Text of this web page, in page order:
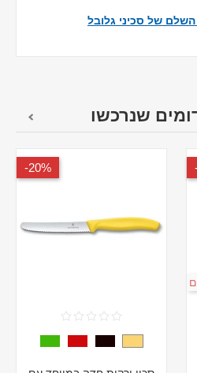
השלם של סכיני גלובל
שנרכשו
20%-